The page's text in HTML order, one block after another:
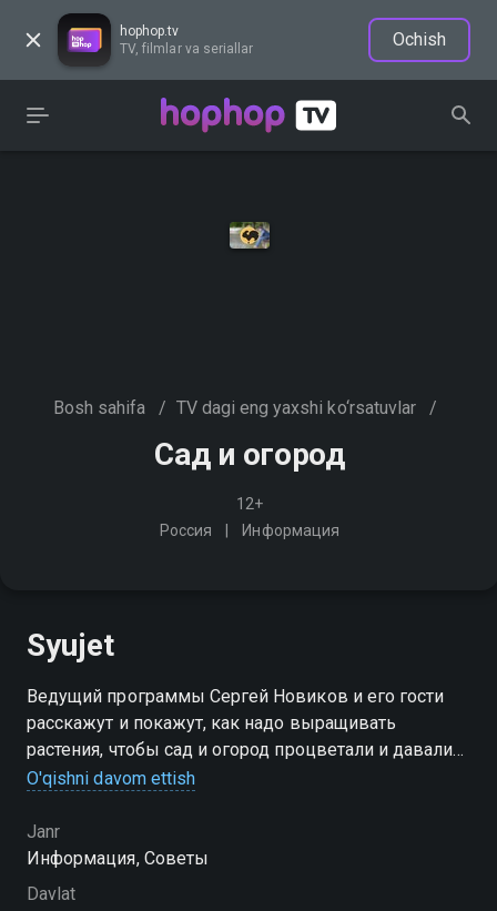
hophop.tv
TV, filmlar va seriallar
Ochish
Bosh sahifa / TV dagi eng yaxshi ko‘rsatuvlar /
Сад и огород
12+
Россия
Информация
Syujet
Ведущий программы Сергей Новиков и его гости
расскажут и покажут, как надо выращивать
растения, чтобы сад и огород процветали и давали
сочные плоды для вашего стола и радовали вас
O'qishni davom ettish
Janr
Информация, Советы
Davlat